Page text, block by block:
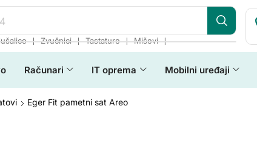
❘ Zvučnici ❘ Tastature ❘ Miševi ❘
Računari IT oprema Mobilni uređaji
Eger Fit pametni sat Areo